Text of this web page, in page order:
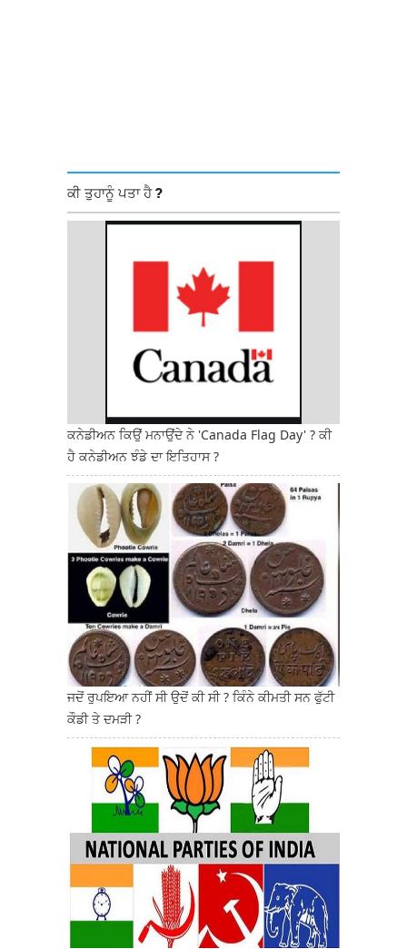
ਕੀ ਤੁਹਾਨੂੰ ਪਤਾ ਹੈ ?
ਕਨੇਡੀਅਨ ਕਿਉਂ ਮਨਾਉਂਦੇ ਨੇ 'Canada Flag Day' ? ਕੀ
ਹੈ ਕਨੇਡੀਅਨ ਝੰਡੇ ਦਾ ਇਤਿਹਾਸ ?
ਜਦੋਂ ਰੁਪਇਆ ਨਹੀਂ ਸੀ ਉਦੋਂ ਕੀ ਸੀ ? ਕਿੰਨੇ ਕੀਮਤੀ ਸਨ ਫੁੱਟੀ
ਕੌਡੀ ਤੇ ਦਮੜੀ ?